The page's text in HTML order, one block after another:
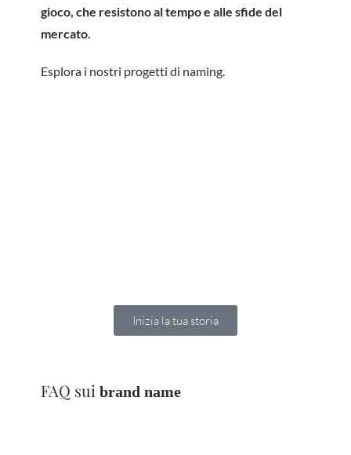
gioco, che resistono al tempo e alle sfide del
mercato.
Esplora i nostri progetti di naming.
Inizia la tua storia
FAQ suibrand name